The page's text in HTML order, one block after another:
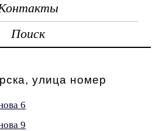
Поиск
улица номер
6
9